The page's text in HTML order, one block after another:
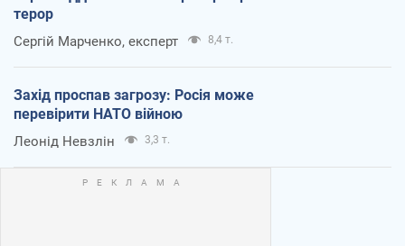
терор
Сергій Марченко, експерт 8,4 т.
Захід проспав загрозу: Росія може
перевірити НАТО війною
Леонід Невзлін 3,3 т.